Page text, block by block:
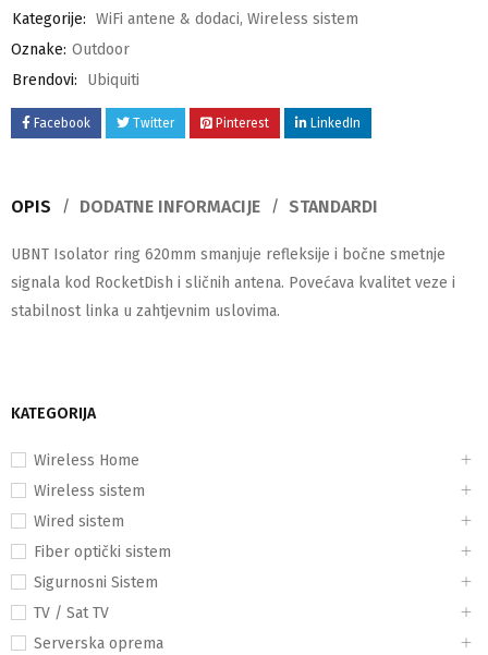
KATEGORIJA
Wireless Home
Wireless sistem
Wired sistem
Fiber optički sistem
Sigurnosni Sistem
TV / Sat TV
Serverska oprema
Kategorije: WiFi antene & dodaci, Wireless sistem
Oznake: Outdoor
Brendovi:
Ubiquiti
Facebook Twitter Pinterest LinkedIn
OPIS DODATNE INFORMACIJE STANDARDI
UBNT Isolator ring 620mm smanjuje refleksije i bočne smetnje
signala kod RocketDish i sličnih antena. Povećava kvalitet veze i
stabilnost linka u zahtjevnim uslovima.